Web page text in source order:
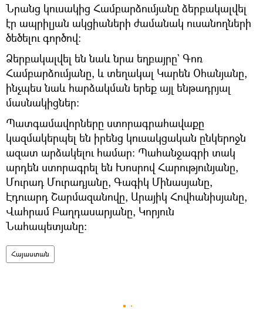
Նրանց կուսակից Համբարձումյանը ձերբակալվել
էր ապրիլյան ակցիաների ժամանակ ուսանողների
ծեծելու գործով։
Ձերբակալվել են նաև նրա եղբայրը` Գոռ
Համբարձումյանը, և տեղակալ Կարեն Օհանյանը,
ինչպես նաև հարձակման երեք այլ ենթադրյալ
մասնակիցներ։
Պատգամավորները ստորագրահավաքը
կազմակերպել են իրենց կուսակցական ընկերոջն
ազատ արձակելու համար։ Պահանջագրի տակ
արդեն ստորագրել են Խոսրով Հարությունյանը,
Մուրադ Մուրադյանը, Գագիկ Մինասյանը,
Էդուարդ Շարմազանովը, Արայիկ Հովհանիսյանը,
Վահրամ Բաղդասարյանը, Կորյուն
Նահապետյանը։
Հայաստան